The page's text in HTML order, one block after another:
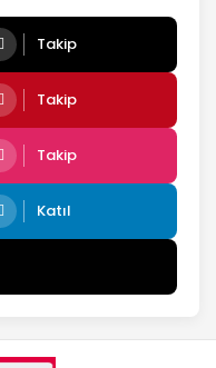
Takip
Takip
Takip
Katıl